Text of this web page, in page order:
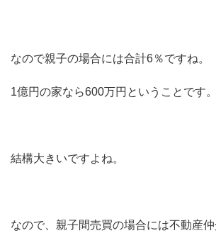
なので親子の場合には合計6％ですね。
1億円の家なら600万円ということです。
結構大きいですよね。
なので、親子間売買の場合には不動産